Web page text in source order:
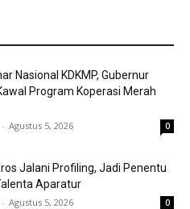
Nasional KDKMP, Gubernur
Program Koperasi Merah
- Agustus 5, 2026 0
Jalani Profiling, Jadi Penentu
Aparatur
- Agustus 5, 2026 0